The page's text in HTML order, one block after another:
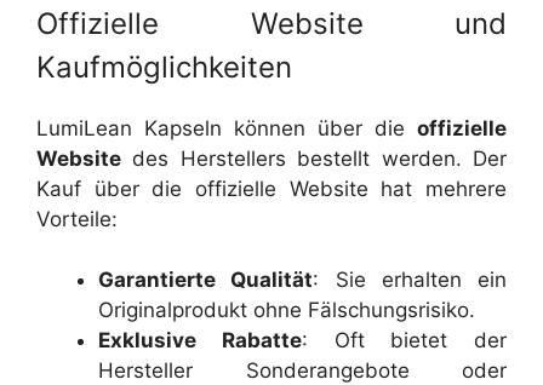
Offizielle Website und
Kaufmöglichkeiten
LumiLean Kapseln können über die offizielle
Website des Herstellers bestellt werden. Der
Kauf über die offizielle Website hat mehrere
Vorteile:
Garantierte Qualität: Sie erhalten ein
Originalprodukt ohne Fälschungsrisiko.
Exklusive Rabatte: Oft bietet der
Hersteller Sonderangebote oder